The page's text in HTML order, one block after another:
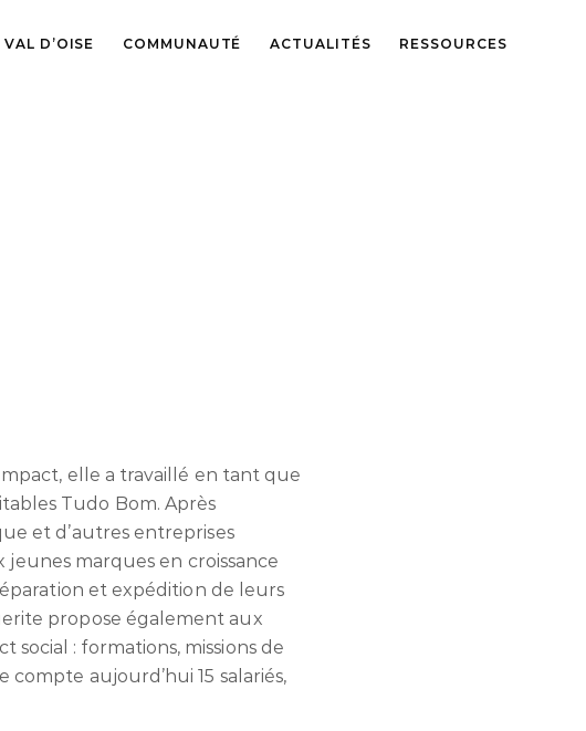
VAL D’OISE COMMUNAUTÉ ACTUALITÉS RESSOURCES
elle a travaillé en tant que
Tudo Bom. Après
et d’autres entreprises
jeunes marques en croissance
et expédition de leurs
propose également aux
: formations, missions de
compte aujourd’hui 15 salariés,